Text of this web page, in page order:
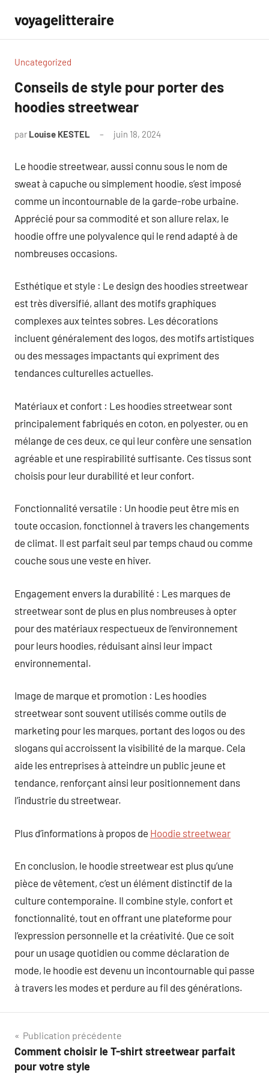
contenu
voyagelitteraire
Uncategorized
Conseils de style pour porter des
hoodies streetwear
par Louise KESTEL juin 18, 2024
Le hoodie streetwear, aussi connu sous le nom de
sweat à capuche ou simplement hoodie, s’est imposé
comme un incontournable de la garde-robe urbaine.
Apprécié pour sa commodité et son allure relax, le
hoodie offre une polyvalence qui le rend adapté à de
nombreuses occasions.
Esthétique et style : Le design des hoodies streetwear
est très diversifié, allant des motifs graphiques
complexes aux teintes sobres. Les décorations
incluent généralement des logos, des motifs artistiques
ou des messages impactants qui expriment des
tendances culturelles actuelles.
Matériaux et confort : Les hoodies streetwear sont
principalement fabriqués en coton, en polyester, ou en
mélange de ces deux, ce qui leur confère une sensation
agréable et une respirabilité suffisante. Ces tissus sont
choisis pour leur durabilité et leur confort.
Fonctionnalité versatile : Un hoodie peut être mis en
toute occasion, fonctionnel à travers les changements
de climat. Il est parfait seul par temps chaud ou comme
couche sous une veste en hiver.
Engagement envers la durabilité : Les marques de
streetwear sont de plus en plus nombreuses à opter
pour des matériaux respectueux de l’environnement
pour leurs hoodies, réduisant ainsi leur impact
environnemental.
Image de marque et promotion : Les hoodies
streetwear sont souvent utilisés comme outils de
marketing pour les marques, portant des logos ou des
slogans qui accroissent la visibilité de la marque. Cela
aide les entreprises à atteindre un public jeune et
tendance, renforçant ainsi leur positionnement dans
l’industrie du streetwear.
Plus d’informations à propos de Hoodie streetwear
En conclusion, le hoodie streetwear est plus qu’une
pièce de vêtement, c’est un élément distinctif de la
culture contemporaine. Il combine style, confort et
fonctionnalité, tout en offrant une plateforme pour
l’expression personnelle et la créativité. Que ce soit
pour un usage quotidien ou comme déclaration de
mode, le hoodie est devenu un incontournable qui passe
à travers les modes et perdure au fil des générations.
Navigation
de
Publication précédente
Comment choisir le T-shirt streetwear parfait
pour votre style